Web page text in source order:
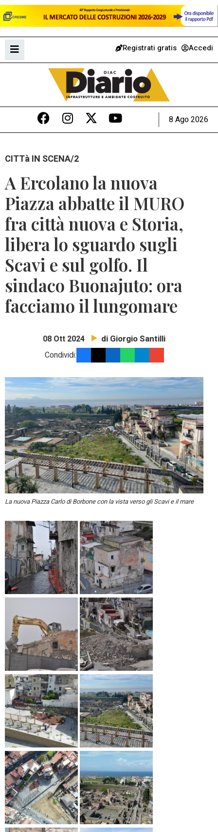
Registrati gratis Accedi
8 Ago 2026
CITTà IN SCENA/2
A Ercolano la nuova
Piazza abbatte il MURO
fra città nuova e Storia,
libera lo sguardo sugli
Scavi e sul golfo. Il
sindaco Buonajuto: ora
facciamo il lungomare
08 Ott 2024 di Giorgio Santilli
Condividi:
La nuova Piazza Carlo di Borbone con la vista verso gli Scavi e il mare